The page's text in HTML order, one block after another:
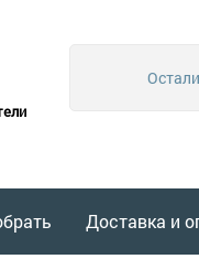
Доставка и